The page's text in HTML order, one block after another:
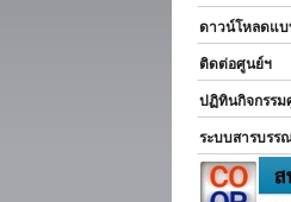
ดาวน์โหลดแบ
ติดต่อศูนย์ฯ
ปฏิทินกิจกรรม
ระบบสารบรร